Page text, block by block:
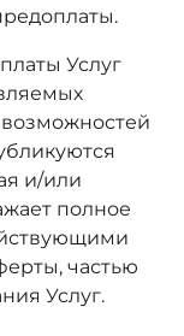
Услуг
и/или
полное
частью
Услуг.